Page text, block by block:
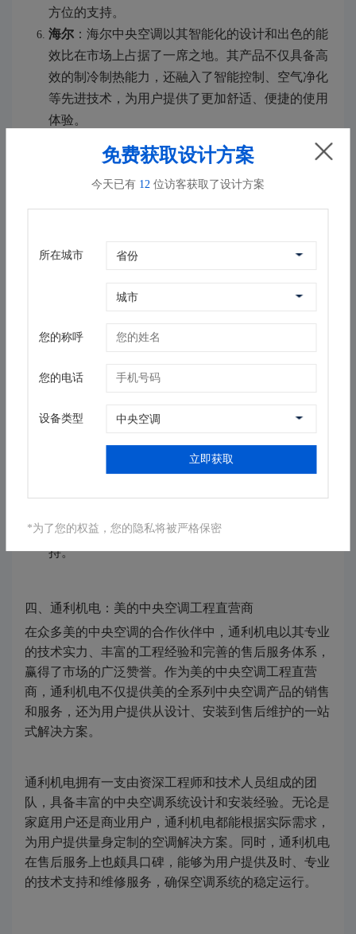
方位的支持。
海尔 ：海尔中央空调以其智能化的设计和出色的能
效比在市场上占据了一席之地。其产品不仅具备高
效的制冷制热能力，还融入了智能控制、空气净化
等先进技术，为用户提供了更加舒适、便捷的使用
体验。
三、如何选择合适的中央空调品牌
明确需求
：根据使用场景（如家庭、办公室、商场
下，对中央空调的性能、能效比、售后服务等要求
了解品牌
：在选择品牌时，应充分了解品牌的背
通过查阅相关资料、咨询专业人士或用户评价等方
对比产品
：在确定了几个备选品牌后，可以对比各
品牌的产品性能、能效比、价格等因素，选择最适
系是否完善，是否能够为用户提供及时、专业的支
持。
四、通利机电：美的中央空调工程直营商
在众多美的中央空调的合作伙伴中，通利机电以其专业
的技术实力、丰富的工程经验和完善的售后服务体系，
赢得了市场的广泛赞誉。作为美的中央空调工程直营
商，通利机电不仅提供美的全系列中央空调产品的销售
和服务，还为用户提供从设计、安装到售后维护的一站
式解决方案。
通利机电拥有一支由资深工程师和技术人员组成的团
队，具备丰富的中央空调系统设计和安装经验。无论是
家庭用户还是商业用户，通利机电都能根据实际需求，
为用户提供量身定制的空调解决方案。同时，通利机电
在售后服务上也颇具口碑，能够为用户提供及时、专业
的技术支持和维修服务，确保空调系统的稳定运行。
免费获取设计方案
今天已有 12 位访客获取了设计方案
所在城市
您的称呼
您的电话
设备类型
立即获取
*为了您的权益，您的隐私将被严格保密